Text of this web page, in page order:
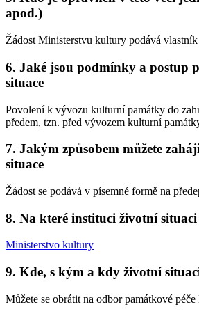
apod.)
Žádost Ministerstvu kultury podává
6. Jaké jsou podmínky a postup
situace
Povolení k vývozu kulturní památky do
předem, tzn. před vývozem kulturní
7. Jakým způsobem můžete
situace
Žádost se podává v písemné formě na
8. Na které instituci životní situaci
Ministerstvo kultury
9. Kde, s kým a kdy životní
Můžete se obrátit na odbor památkové